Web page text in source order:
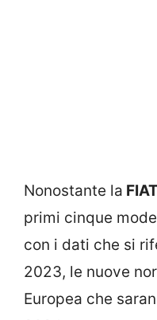
Nonostante la
primi cinque
con i dati che si
2023, le nuove
Europea che